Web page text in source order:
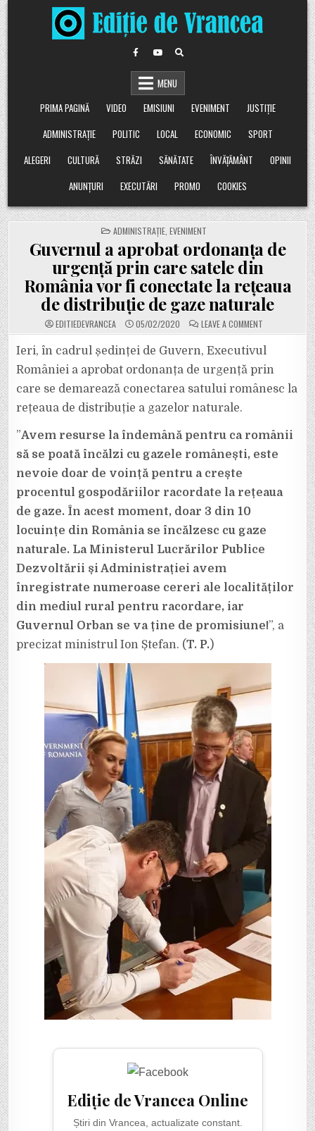
Skip
to
content
MENU
PRIMA PAGINĂ
VIDEO EMISIUNI EVENIMENT
JUSTIȚIE
ADMINISTRAȚIE
POLITIC LOCAL ECONOMIC
SPORT
ALEGERI
CULTURĂ STRĂZI SĂNĂTATE ÎNVĂȚĂMÂNT
OPINII
ANUNȚURI
EXECUTĂRI PROMO COOKIES
POSTED
IN
ADMINISTRAȚIE EVENIMENT
Guvernul a aprobat ordonanța de
urgență prin care satele din
România vor fi conectate la rețeaua
de distribuție de gaze naturale
EDITIEDEVRANCEA 05/02/2020 LEAVE A COMMENT
GUVERNUL
APROBAT
ORDONANȚA
DE
URGENȚĂ
CARE
FI
CONECTATE
LA
REȚEAUA
GAZE
Ieri, în cadrul ședinței de Guvern, Executivul
României a aprobat ordonanța de urgență prin
care se demarează conectarea satului românesc la
rețeaua de distribuție a gazelor naturale.
”Avem resurse la îndemână pentru ca românii
să se poată încălzi cu gazele românești, este
nevoie doar de voință pentru a crește
procentul gospodăriilor racordate la rețeaua
de gaze. În acest moment, doar 3 din 10
locuințe din România se încălzesc cu gaze
naturale. La Ministerul Lucrărilor Publice
Dezvoltării și Administrației avem
înregistrate numeroase cereri ale localităților
din mediul rural pentru racordare, iar
Guvernul Orban se va ține de promisiune!”, a
precizat ministrul Ion Ștefan. (T. P.)
Ediție de Vrancea Online
Știri din Vrancea, actualizate constant.